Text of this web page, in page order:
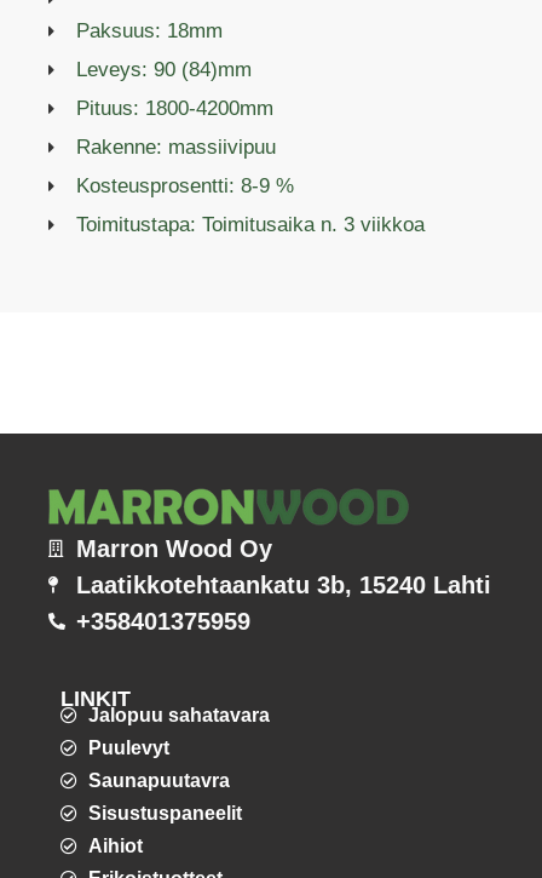
Paksuus: 18mm
Leveys: 90 (84)mm
Pituus: 1800-4200mm
Rakenne: massiivipuu
Kosteusprosentti: 8-9 %
Toimitustapa: Toimitusaika n. 3 viikkoa
Marron Wood Oy
Laatikkotehtaankatu 3b, 15240 Lahti
+358401375959
LINKIT
Jalopuu sahatavara
Puulevyt
Saunapuutavra
Sisustuspaneelit
Aihiot